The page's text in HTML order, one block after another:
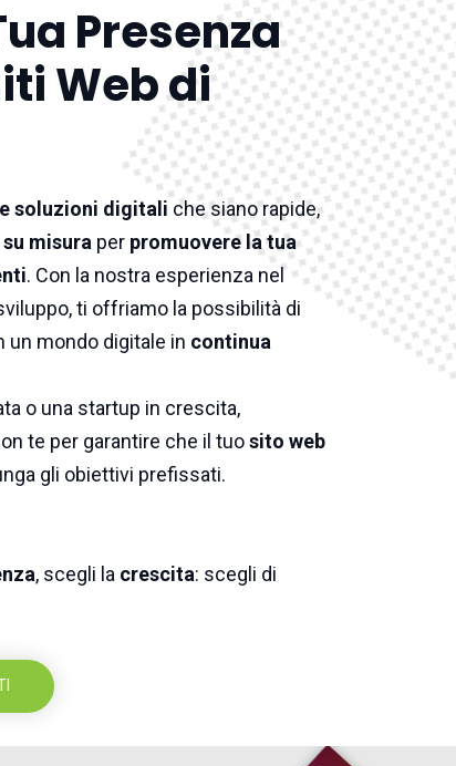
Presenza
Web di
soluzioni digitali che siano rapide,
misura per promuovere la tua
. Con la nostra esperienza nel
ti offriamo la possibilità di
un mondo digitale in continua
o una startup in crescita,
te per garantire che il tuosito web
gli obiettivi prefissati.
, scegli la crescita: scegli di